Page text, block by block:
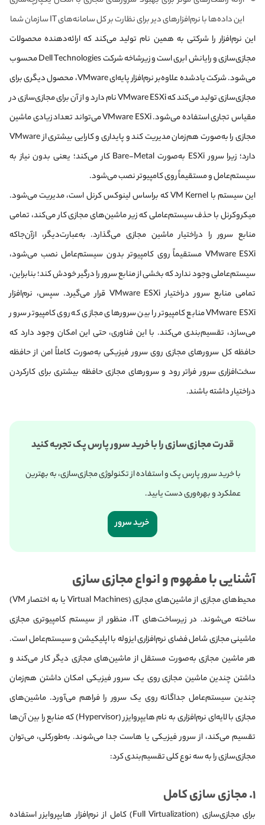
این داده‌ها با نرم‌افزارهای دیر برای نظارت بر کل سامانه‌های IT سازمان شما
این نرم‌افزار را شرکتی به همین نام تولید می‌کند که ارائه‌دهنده محصولات
مجازی‌سازی و رایانش ابری است و زیرشاخه شرکت Dell Technologies محسوب
می‌شود. شرکت یادشده علاوه‌بر نرم‌افزار پایه‌ای VMware، محصول دیگری برای
مجازی‌سازی تولید می‌کند که VMware ESXi نام دارد و از آن برای مجازی‌سازی در
مقیاس تجاری استفاده می‌شود. VMware ESXi می‌تواند تعداد زیادی ماشین
مجازی را به‌صورت هم‌زمان مدیریت کند و پایداری و کارایی بیشتری از VMware
دارد؛ زیرا سرور ESXi به‌صورت Bare-Metal کار می‌کند؛ یعنی بدون نیاز به
سیستم‌عامل و مستقیماً روی کامپیوتر نصب می‌شود.
این سیستم با VM Kernel که براساس لینوکس کرنل است، مدیریت می‌شود.
میکروکرنل با حذف سیستم‌عاملی که زیر ماشین‌های مجازی کار می‌کند، تمامی
منابع سرور را در‌اختیار ماشین مجازی می‌گذارد. به‌عبارت‌دیگر، ازآن‌جاکه
VMware ESXi مستقیماً روی کامپیوتر بدون سیستم‌عامل نصب می‌شود،
سیستم‌عاملی وجود ندارد که بخشی از منابع سرور را درگیر خودش کند؛ بنابراین،
تمامی منابع سرور در‌اختیار VMware ESXi قرار می‌گیرد. سپس، نرم‌افزار
VMware ESXi منابع کامپیوتر را بین سرورهای مجازی که روی کامپیوتر سرور
می‌سازد، تقسیم‌بندی می‌کند. با این فناوری، حتی این امکان وجود دارد که
حافظه کل سرورهای مجازی روی سرور فیزیکی به‌صورت کاملاً امن از حافظه
سخت‌افزاری سرور فراتر رود و سرورهای مجازی حافظه بیشتری برای کار‌کردن
در‌اختیار داشته باشند.
قدرت مجازی‌سازی را با خرید سرور پارس پک تجربه کنید
با خرید سرور پارس پک و استفاده از تکنولوژی مجازی‌سازی، به بهترین
عملکرد و بهره‌وری دست یابید.
خرید سرور
آشنایی با مفهوم و انواع مجازی‌ سازی
محیط‌های مجازی از ماشین‌های مجازی (Virtual Machines یا به اختصار VM)
ساخته می‌شوند. در زیرساخت‌های IT، منظور از سیستم کامپیوتری مجازی
ماشینی مجازی شامل فضای نرم‌افزاری ایزوله با اپلیکیشن و سیستم‌عامل است.
هر ماشین مجازی به‌صورت مستقل از ماشین‌های مجازی دیگر کار می‌کند و
داشتن چندین ماشین مجازی روی یک سرور فیزیکی امکان داشتن هم‌زمان
چندین سیستم‌عامل جداگانه روی یک سرور را فراهم می‌آورد. ماشین‌های
مجازی با لایه‌ای نرم‌افزاری به نام هایپروایزر (Hypervisor) که منابع را بین آن‌ها
تقسیم می‌کند، از سرور فیزیکی یا هاست جدا می‌شوند. به‌طور‌کلی، می‌توان
مجازی‌سازی را به سه نوع کلی تقسیم‌بندی کرد:
۱. مجازی‌ سازی کامل
برای مجازی‌سازی (Full Virtualization) کامل از نرم‌افزار هایپروایزر استفاده